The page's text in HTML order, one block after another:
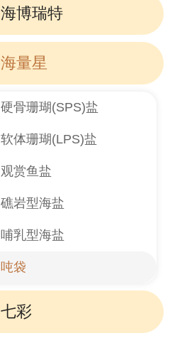
海博瑞特
海量星
硬骨珊瑚(SPS)盐
软体珊瑚(LPS)盐
观赏鱼盐
礁岩型海盐
哺乳型海盐
吨袋
七彩